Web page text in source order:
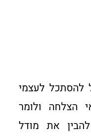
להסתכל לעצמי
הצלחה ולומר
את מודל